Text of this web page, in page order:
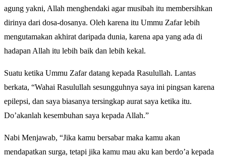
agung yakni, Allah menghendaki agar musibah itu membersihkan
dirinya dari dosa-dosanya. Oleh karena itu Ummu Zafar lebih
mengutamakan akhirat daripada dunia, karena apa yang ada di
hadapan Allah itu lebih baik dan lebih kekal.
Suatu ketika Ummu Zafar datang kepada Rasulullah. Lantas
berkata, “Wahai Rasulullah sesungguhnya saya ini pingsan karena
epilepsi, dan saya biasanya tersingkap aurat saya ketika itu.
Do’akanlah kesembuhan saya kepada Allah.”
Nabi Menjawab, “Jika kamu bersabar maka kamu akan
mendapatkan surga, tetapi jika kamu mau aku kan berdo’a kepada